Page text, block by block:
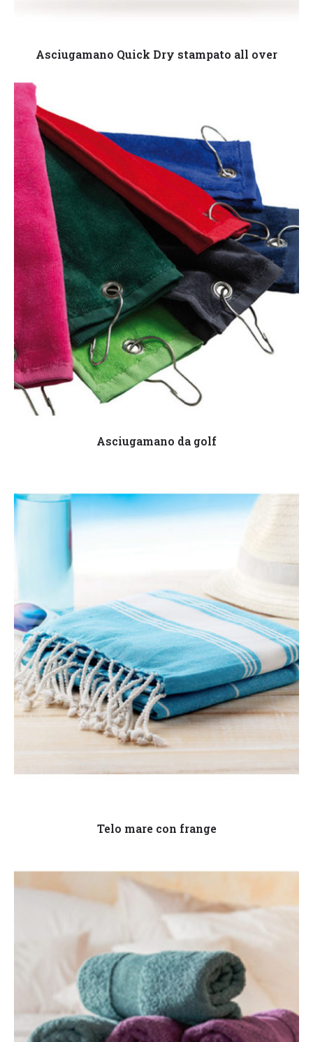
Leggi tutto
Asciugamano Quick Dry stampato all over
Leggi tutto
Asciugamano da golf
Leggi tutto
Telo mare con frange